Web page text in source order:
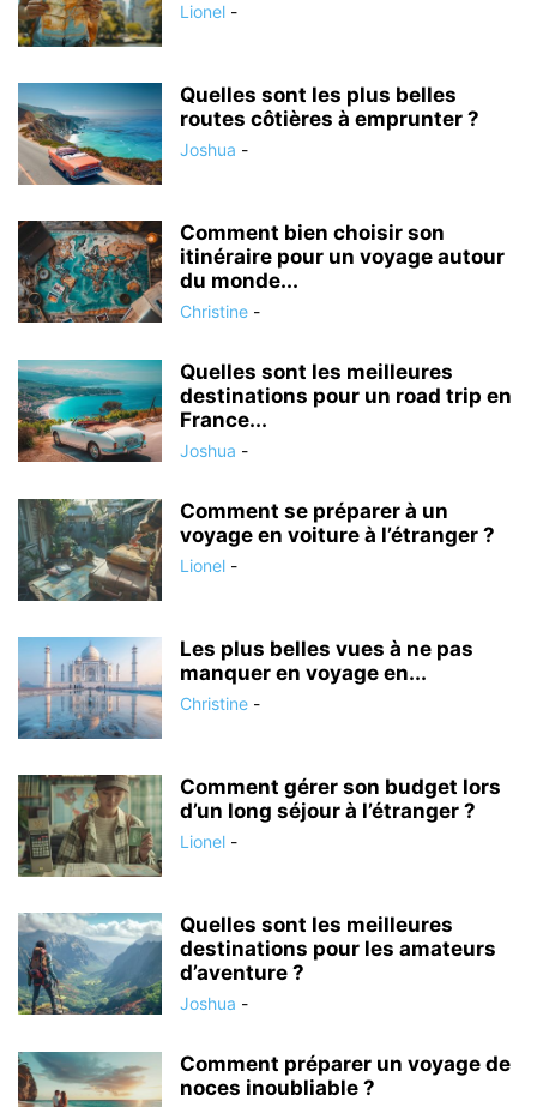
Lionel -
Quelles sont les plus belles
routes côtières à emprunter ?
Joshua -
Comment bien choisir son
itinéraire pour un voyage autour
du monde...
Christine -
Quelles sont les meilleures
destinations pour un road trip en
France...
Joshua -
Comment se préparer à un
voyage en voiture à l’étranger ?
Lionel -
Les plus belles vues à ne pas
manquer en voyage en...
Christine -
Comment gérer son budget lors
d’un long séjour à l’étranger ?
Lionel -
Quelles sont les meilleures
destinations pour les amateurs
d’aventure ?
Joshua -
Comment préparer un voyage de
noces inoubliable ?